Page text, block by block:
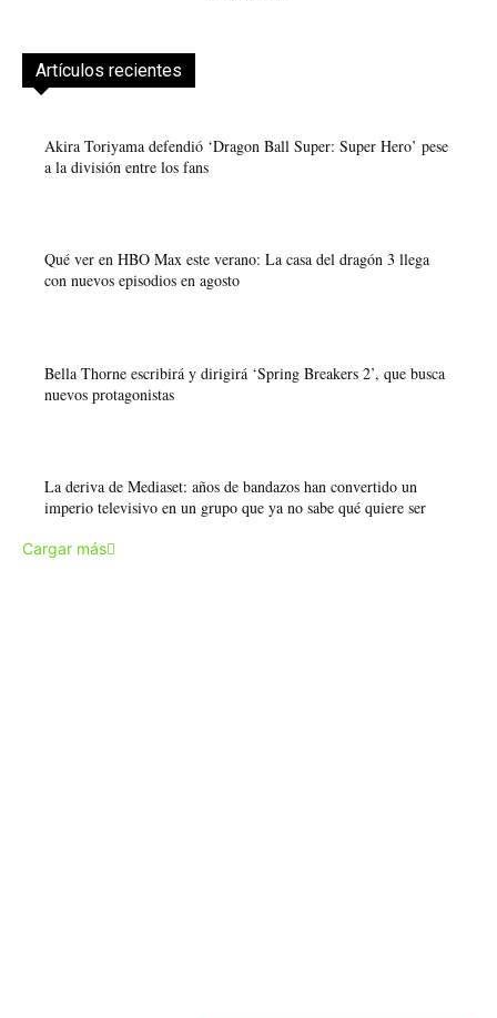
Artículos recientes
Akira Toriyama defendió ‘Dragon Ball Super: Super Hero’ pese
a la división entre los fans
Qué ver en HBO Max este verano: La casa del dragón 3 llega
con nuevos episodios en agosto
Bella Thorne escribirá y dirigirá ‘Spring Breakers 2’, que busca
nuevos protagonistas
La deriva de Mediaset: años de bandazos han convertido un
imperio televisivo en un grupo que ya no sabe qué quiere ser
Cargar más